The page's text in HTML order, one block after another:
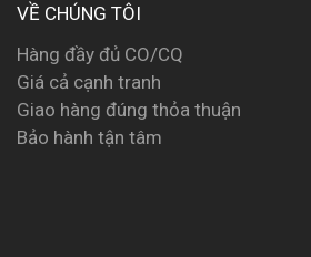
VỀ CHÚNG TÔI
Hàng đầy đủ CO/CQ
Giá cả cạnh tranh
Giao hàng đúng thỏa thuận
Bảo hành tận tâm